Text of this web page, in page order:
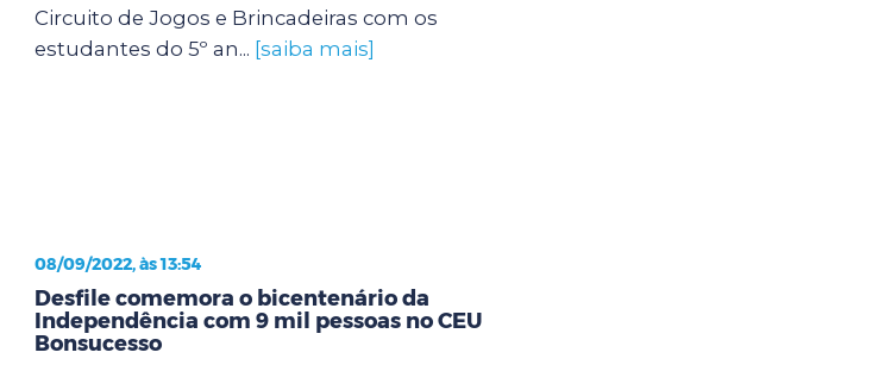
Circuito de Jogos e Brincadeiras com os
estudantes do 5º an... [saiba mais]
08/09/2022, às 13:54
Desfile comemora o bicentenário da
Independência com 9 mil pessoas no CEU
Bonsucesso